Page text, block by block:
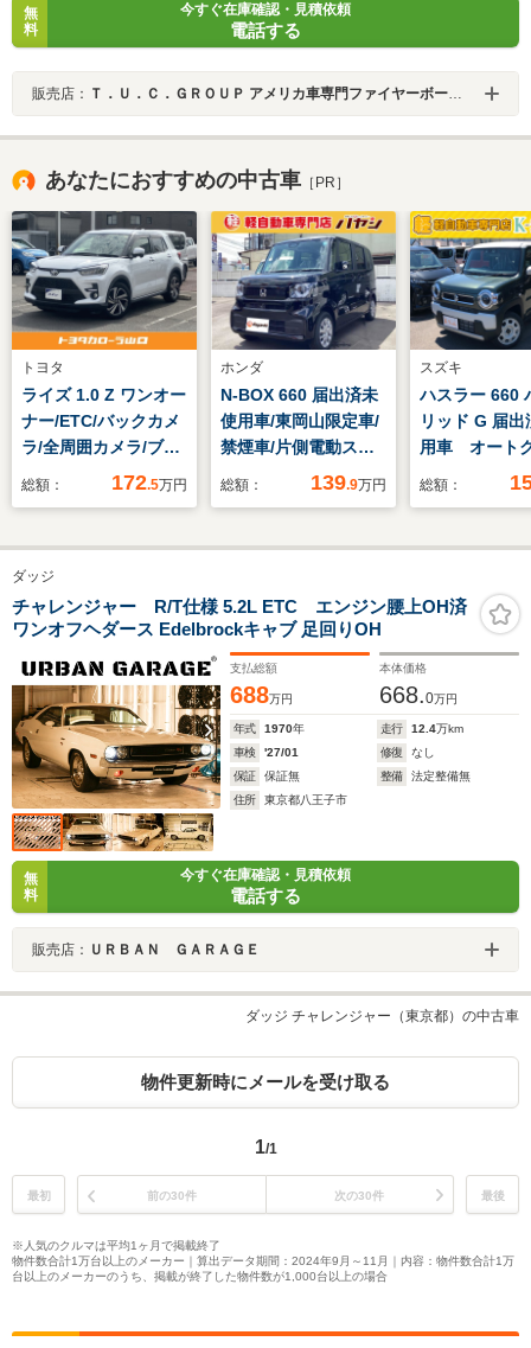
無
料
今すぐ在庫確認・見積依頼
電話する
販売店： Ｔ．Ｕ．Ｃ．ＧＲＯＵＰ アメリカ車専門ファイヤーボールズ／（株）ファイヤー・ボールズ
あなたにおすすめの中古車 ［PR］
トヨタ
ライズ 1.0 Z ワンオー
ナー/ETC/バックカメ
ラ/全周囲カメラ/ブラ
インドスポットモニタ
点検記録簿
総額： 172.5万円
ホンダ
N-BOX 660 届出済未
使用車/東岡山限定車/
禁煙車/片側電動スラ
イド/シートヒータ
キ/パーキングセンサ
ートライト/プッシュ
スタート/クルーズコ
ントロール
総額： 139.9万円
スズキ
ハスラー 660
リッド G 届出
用車 オート
コントロー
イト LEDヘ
イドリング
電動格納ミ
トヒーター
総額：
ダッジ
チャレンジャー R/T仕様 5.2L ETC エンジン腰上OH済
ワンオフヘダース Edelbrockキャブ 足回りOH
支払総額
688万円
本体価格
668.0万円
年式 1970年 走行 12.4万km
車検
'27/01 修復
なし
保証
保証無 整備
法定整備無
住所
東京都八王子市
無
料
今すぐ在庫確認・見積依頼
電話する
販売店： ＵＲＢＡＮ ＧＡＲＡＧＥ
ダッジ チャレンジャー（東京都）の中古車
物件更新時にメールを受け取る
1/1
最初 前の30件 次の30件 最後
※人気のクルマは平均1ヶ月で掲載終了
物件数合計1万台以上のメーカー｜算出データ期間：2024年9月～11月｜内容：物件数合計1万
台以上のメーカーのうち、掲載が終了した物件数が1,000台以上の場合